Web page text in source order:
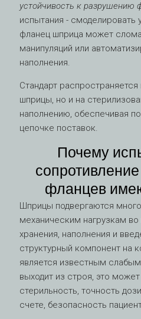
устойчивость к разрушению
испытания - смоделировать
фланец шприца может
манипуляций или
наполнения.
Стандарт
шприцы, но и на
наполнению, обеспечивая
цепочке поставок.
Почему
фланцев
Шприцы подвергаются
механическим нагрузкам
хранения, наполнения и
структурный компонент на
является известным
выходит из строя, это
стерильность, точность
счете, безопасность